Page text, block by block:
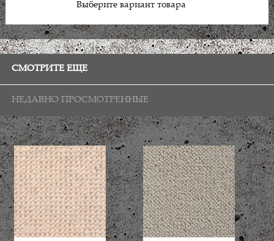
Выберите вариант товара
СМОТРИТЕ ЕЩЕ
НЕДАВНО ПРОСМОТРЕННЫЕ